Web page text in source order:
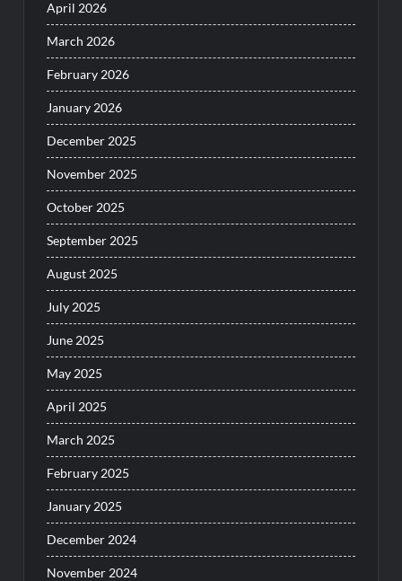
April 2026
March 2026
February 2026
January 2026
December 2025
November 2025
October 2025
September 2025
August 2025
July 2025
June 2025
May 2025
April 2025
March 2025
February 2025
January 2025
December 2024
November 2024